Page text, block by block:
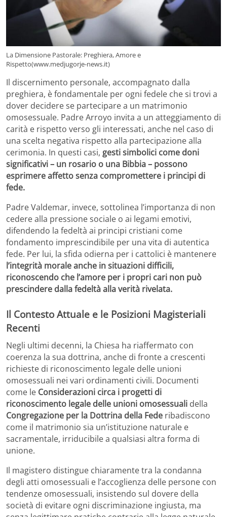
La Dimensione Pastorale: Preghiera, Amore e
Rispetto(www.medjugorje-news.it)
Il discernimento personale, accompagnato dalla
preghiera, è fondamentale per ogni fedele che si trovi a
dover decidere se partecipare a un matrimonio
omosessuale. Padre Arroyo invita a un atteggiamento di
carità e rispetto verso gli interessati, anche nel caso di
una scelta negativa rispetto alla partecipazione alla
cerimonia. In questi casi, gesti simbolici come doni
significativi – un rosario o una Bibbia – possono
esprimere affetto senza compromettere i principi di
fede.
Padre Valdemar, invece, sottolinea l’importanza di non
cedere alla pressione sociale o ai legami emotivi,
difendendo la fedeltà ai principi cristiani come
fondamento imprescindibile per una vita di autentica
fede. Per lui, la sfida odierna per i cattolici è mantenere
l’integrità morale anche in situazioni difficili,
riconoscendo che l’amore per i propri cari non può
prescindere dalla fedeltà alla verità rivelata.
Il Contesto Attuale e le Posizioni Magisteriali
Recenti
Negli ultimi decenni, la Chiesa ha riaffermato con
coerenza la sua dottrina, anche di fronte a crescenti
richieste di riconoscimento legale delle unioni
omosessuali nei vari ordinamenti civili. Documenti
come le Considerazioni circa i progetti di
riconoscimento legale delle unioni omosessuali della
Congregazione per la Dottrina della Fede ribadiscono
come il matrimonio sia un’istituzione naturale e
sacramentale, irriducibile a qualsiasi altra forma di
unione.
Il magistero distingue chiaramente tra la condanna
degli atti omosessuali e l’accoglienza delle persone con
tendenze omosessuali, insistendo sul dovere della
società di evitare ogni discriminazione ingiusta, ma